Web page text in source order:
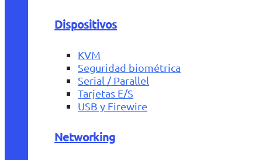
Dispositivos
KVM
Seguridad biométrica
Serial / Parallel
Tarjetas E/S
USB y Firewire
Networking